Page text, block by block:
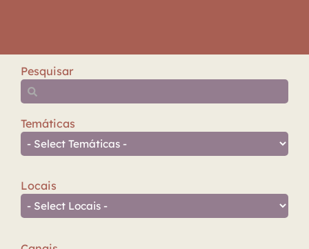
Pesquisar
Temáticas
Locais